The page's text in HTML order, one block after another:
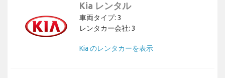
Kia レンタル
車両タイプ: 3
レンタカー会社: 3
Kia のレンタカーを表示